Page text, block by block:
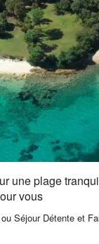
une plage
vous
Séjour Détente et